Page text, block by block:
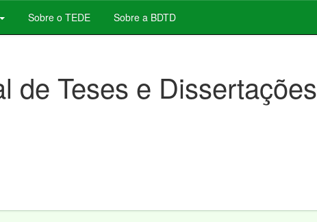
Sobre o TEDE Sobre a BDTD
de Teses e Dissertações